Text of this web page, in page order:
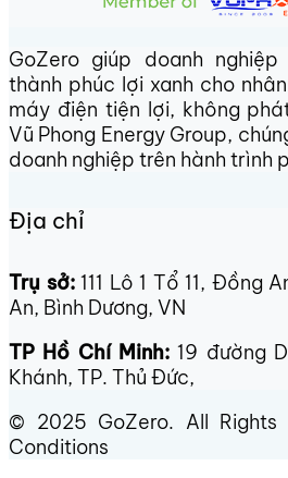
GoZero giúp doanh
thành phúc lợi xanh cho
máy điện tiện lợi, không
Vũ Phong Energy Group,
doanh nghiệp trên hành trình
Địa chỉ
Trụ sở:111 Lô 1 Tổ 11, Đồng
An, Bình Dương, VN
TP Hồ Chí Minh:19 đường
Khánh, TP. Thủ Đức,
© 2025 GoZero. All Rights
Conditions